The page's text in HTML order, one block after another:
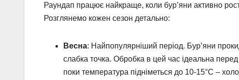
Раундап працює найкраще, коли бур’яни активно
Розглянемо кожен сезон детально:
Весна: Найпопулярніший період. Бур’яни
слабка точка. Обробка в цей час ідеальна
поки температура підніметься до 10-15°C –